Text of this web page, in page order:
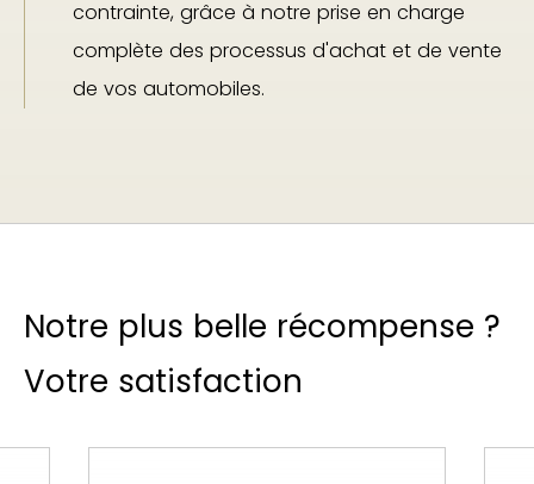
contrainte, grâce à notre prise en charge
complète des processus d'achat et de vente
de vos automobiles.
Notre plus belle récompense ?
Votre satisfaction